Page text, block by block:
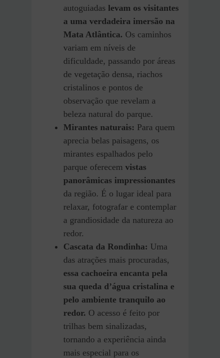
autoguiadas levam os visitantes
a uma verdadeira imersão na
Mata Atlântica. Os caminhos
variam em níveis de
dificuldade, passando por áreas
de vegetação densa, riachos
cristalinos e pontos de
observação que revelam a
beleza natural do parque.
Mirantes naturais: Para quem
aprecia belas paisagens, os
mirantes espalhados pelo
parque oferecem vistas
panorâmicas impressionantes
da região. É o lugar ideal para
relaxar, fotografar e contemplar
a grandiosidade da natureza ao
redor.
Cascata da Rondinha: Uma
das atrações mais procuradas,
essa cachoeira encanta pela
sua queda d’água cristalina e
pelo ambiente tranquilo ao
redor. O acesso é feito por
trilhas bem sinalizadas,
tornando a experiência ainda
mais especial para os